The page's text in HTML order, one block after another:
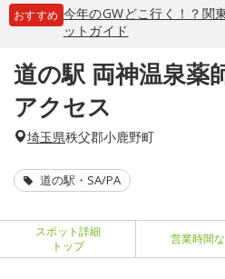
おすすめ 今年のGWどこ行く！？関
ットガイド
道の駅 両神温泉薬
アクセス
埼玉県秩父郡小鹿野町
道の駅・SA/PA
スポット詳細
トップ
営業時間